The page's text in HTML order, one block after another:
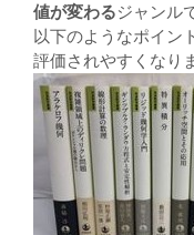
値が変わるジャンル
以下のようなポイン
評価されやすくなり